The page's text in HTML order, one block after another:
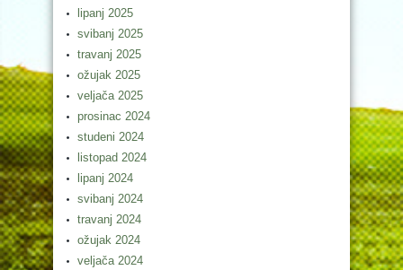
lipanj 2025
svibanj 2025
travanj 2025
ožujak 2025
veljača 2025
prosinac 2024
studeni 2024
listopad 2024
lipanj 2024
svibanj 2024
travanj 2024
ožujak 2024
veljača 2024